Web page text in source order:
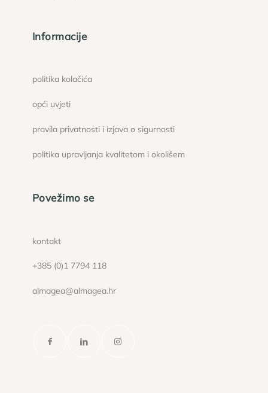
Informacije
politika kolačića
opći uvjeti
pravila privatnosti i izjava o sigurnosti
politika upravljanja kvalitetom i okolišem
Povežimo se
kontakt
+385 (0)1 7794 118
almagea@almagea.hr